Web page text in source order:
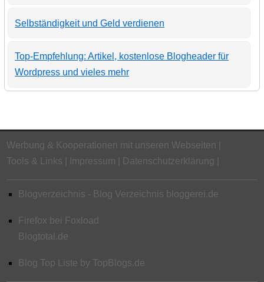
Selbständigkeit und Geld verdienen
Top-Empfehlung: Artikel, kostenlose Blogheader für
Wordpress und vieles mehr
Werbung & Kooperationen mit unseren Webseiten
Tools & Links
Impressum Datenschutzerklärung
Blogverzeichnis - Blog Verzeichnis bloggerei.de
Firefox bei Foxload
Blogtotal.de
Blog Top Liste by TopBlogs.de